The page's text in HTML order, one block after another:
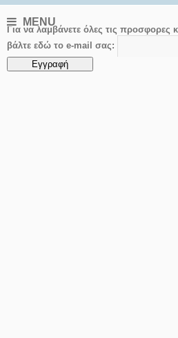
MENU
Για να λαμβάνετε όλες τις προσφορες
βάλτε εδώ το e-mail σας: